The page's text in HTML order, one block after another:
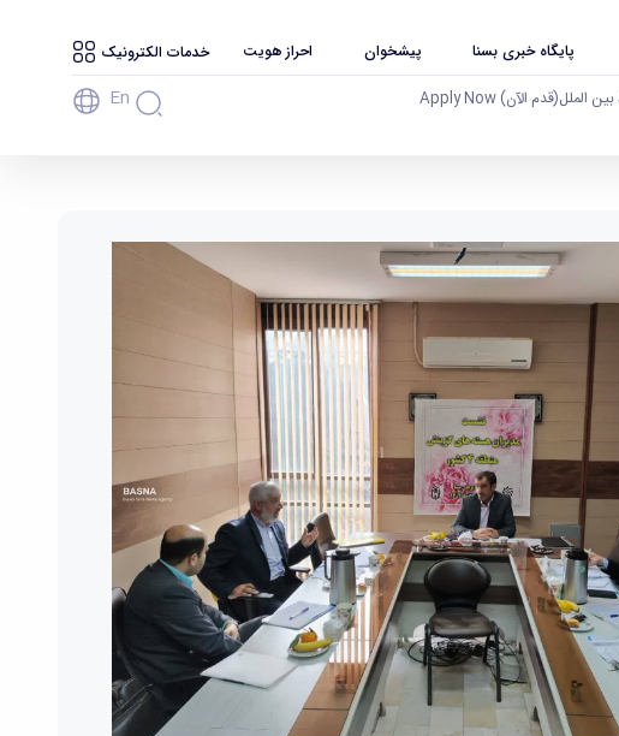
پایگاه خبری بسنا پیشخوان احراز هویت خدمات الکترونیک
بین الملل(قدم الآن) Apply Now En